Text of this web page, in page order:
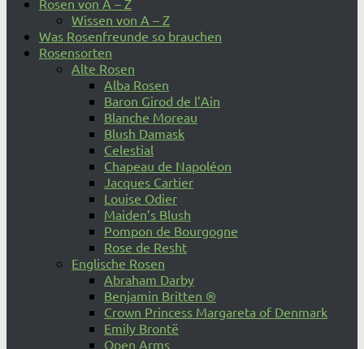
Rosen von A – Z
Wissen von A – Z
Was Rosenfreunde so brauchen
Rosensorten
Alte Rosen
Alba Rosen
Baron Girod de l’Ain
Blanche Moreau
Blush Damask
Celestial
Chapeau de Napoléon
Jacques Cartier
Louise Odier
Maiden’s Blush
Pompon de Bourgogne
Rose de Resht
Englische Rosen
Abraham Darby
Benjamin Britten ®
Crown Princess Margareta of Denmark
Emily Brontë
Open Arms